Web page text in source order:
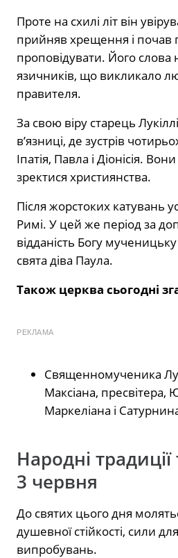
Проте на схилі літ він
прийняв хрещення і почав
проповідувати. Його слова
язичників, що викликало
правителя.
За свою віру старець
в’язниці, де зустрів
Іпатія, Павла і Діонісія.
зректися християнства.
Після жорстоких катувань
Римі. У цей же період за
відданість Богу
свята діва Паула.
Також церква сьогодні
РЕКЛАМА
Священномученика
Максіана, пресвітера,
Маркеліана і
Народні
3 червня
До святих цього дня
душевної стійкості, сили
випробувань.